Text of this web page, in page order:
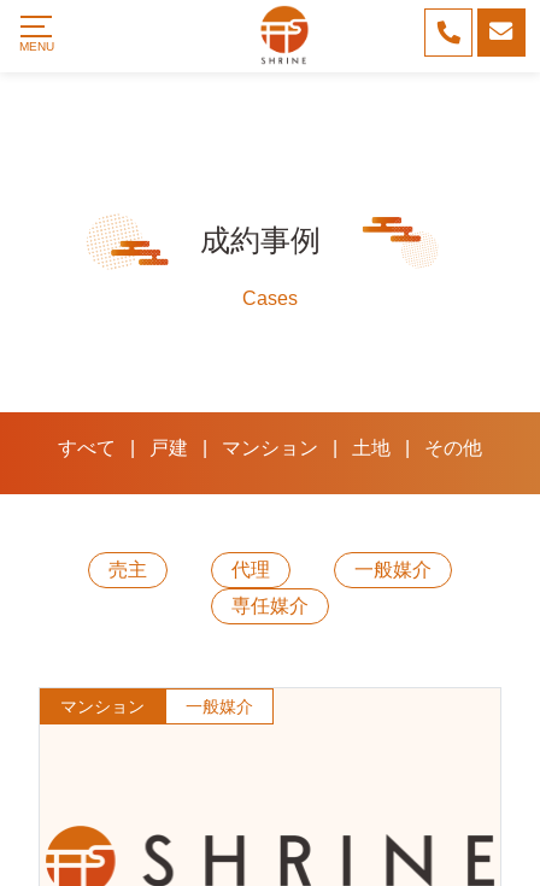
成約事例
Cases
すべて 戸建 マンション 土地 その他
売主 代理
一般媒介
専任媒介
マンション 一般媒介